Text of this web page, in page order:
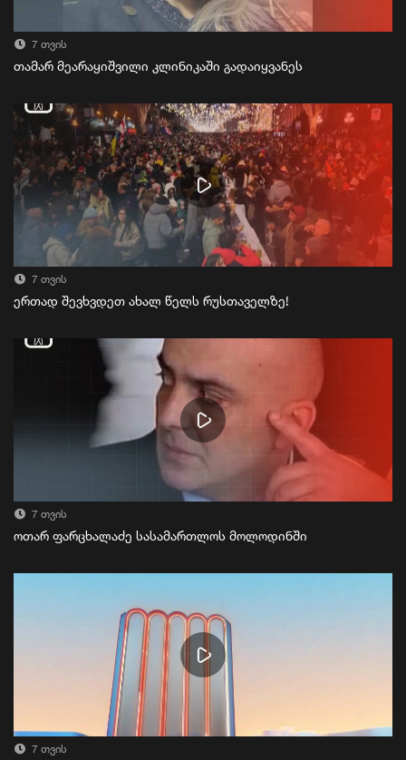
7 თვის
თამარ მეარაყიშვილი კლინიკაში გადაიყვანეს
7 თვის
ერთად შევხვდეთ ახალ წელს რუსთაველზე!
7 თვის
ოთარ ფარცხალაძე სასამართლოს მოლოდინში
7 თვის